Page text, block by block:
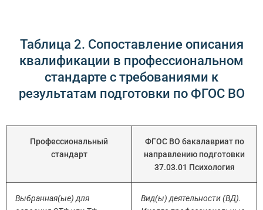
Таблица 2. Сопоставление описания
квалификации в профессиональном
стандарте с требованиями к
результатам подготовки по ФГОС ВО
Профессиональный
стандарт
ФГОС ВО бакалавриат по
направлению подготовки
37.03.01 Психология
Выбранная(ые) для
Вид(ы) деятельности (ВД).